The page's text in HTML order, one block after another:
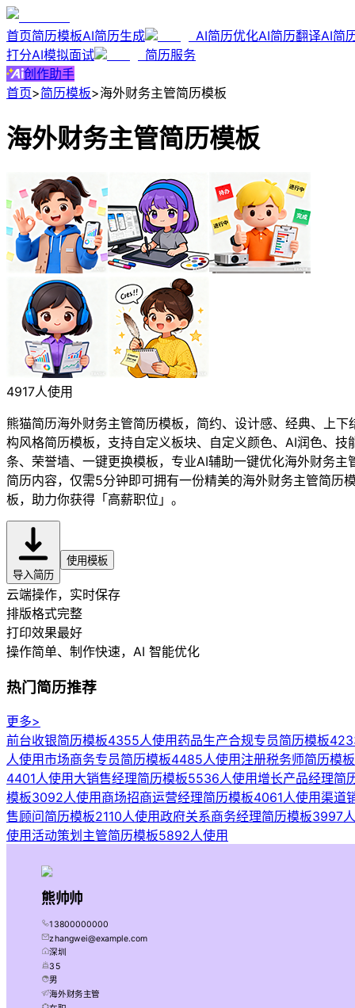
首页简历模板AI简历生成 AI简历优化AI简历翻译AI简
打分AI模拟面试
简历服务
创作助手
首页>简历模板>海外财务主管简历模板
海外财务主管简历模板
4917人使用
熊猫简历海外财务主管简历模板，简约、设计感、经典、上下
构风格简历模板，支持自定义板块、自定义颜色、AI润色、技
条、荣誉墙、一键更换模板，专业AI辅助一键优化海外财务主
简历内容，仅需5分钟即可拥有一份精美的海外财务主管简历
板，助力你获得「高薪职位」。
导入简历
使用模板
云端操作，实时保存
排版格式完整
打印效果最好
操作简单、制作快速，AI 智能优化
热门简历推荐
更多>
前台收银简历模板4355人使用 药品生产合规专员简历模板
人使用市场商务专员简历模板4485人使用注册税务师简历模板
4401人使用 大销售经理简历模板5536人使用增长产品经理简
模板3092人使用 商场招商运营经理简历模板4061人使用渠道
售顾问简历模板2110人使用政府关系商务经理简历模板3997人
使用活动策划主管简历模板5892人使用
熊帅帅
13800000000
zhangwei@example.com
深圳
35
男
海外财务主管